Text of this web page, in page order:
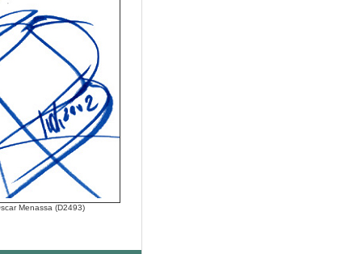
Menassa (D2493)